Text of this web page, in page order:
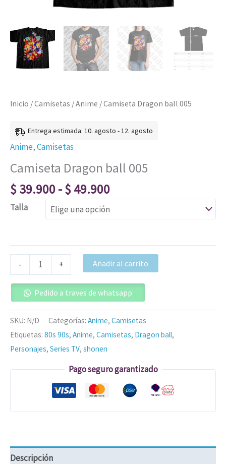
Inicio /Camisetas /Anime / Camiseta Dragon ball 005
Entrega estimada: 10. agosto - 12. agosto
Anime,Camisetas
Camiseta Dragon ball 005
$39.900-$49.900
Talla
- + Añadir al carrito
Pedido a traves de whatsapp
SKU: N/D Categorías: Anime, Camisetas
Etiquetas: 80s 90s, Anime, Camisetas, Dragon ball,
Personajes, Series TV, shonen
Pago seguro garantizado
Descripción